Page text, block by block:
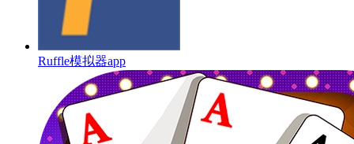
Ruffle模拟器app